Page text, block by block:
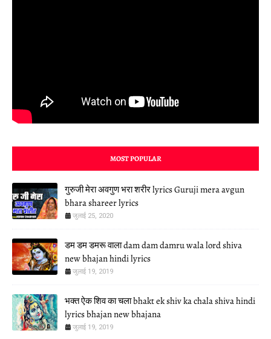
MOST POPULAR
गुरुजी मेरा अवगुण भरा शरीर lyrics Guruji mera avgun
bhara shareer lyrics
जुलाई 25, 2020
डम डम डमरू वाला dam dam damru wala lord shiva
new bhajan hindi lyrics
जुलाई 19, 2019
भक्त ऐक शिव का चला bhakt ek shiv ka chala shiva hindi
lyrics bhajan new bhajana
जुलाई 19, 2019